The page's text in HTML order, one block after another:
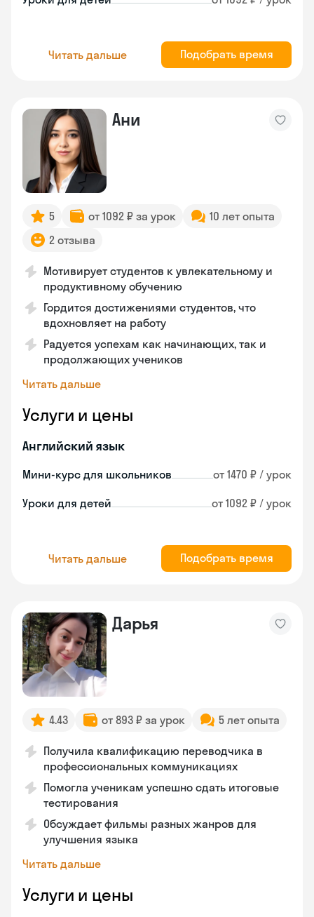
Читать дальше Подобрать время
Ани
5 от 1092 ₽ за урок
10 лет опыта
2 отзыва
Мотивирует студентов к увлекательному и
продуктивному обучению
Гордится достижениями студентов, что
вдохновляет на работу
Радуется успехам как начинающих, так и
продолжающих учеников
Читать дальше
Услуги и цены
Английский язык
Мини-курс для школьников от 1470 ₽ / урок
Уроки для детей от 1092 ₽ / урок
Читать дальше Подобрать время
Дарья
4.43 от 893 ₽ за урок 5 лет опыта
Получила квалификацию переводчика в
профессиональных коммуникациях
Помогла ученикам успешно сдать итоговые
тестирования
Обсуждает фильмы разных жанров для
улучшения языка
Читать дальше
Услуги и цены